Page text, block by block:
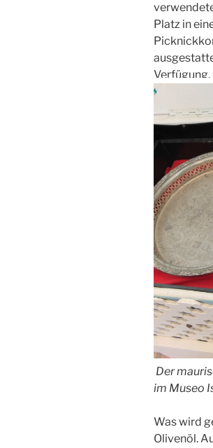
Platz in
Verfügung,
Der
im Museo
Was wird
Olivenöl.